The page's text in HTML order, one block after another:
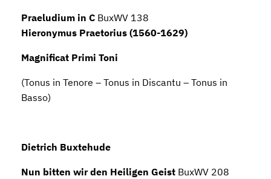
Praeludium in C BuxWV 138
Hieronymus Praetorius (1560-1629)
Magnificat Primi Toni
(Tonus in Tenore – Tonus in Discantu – Tonus in
Basso)
Dietrich Buxtehude
Nun bitten wir den Heiligen Geist BuxWV 208